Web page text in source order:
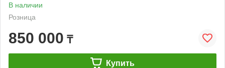
В наличии
Розница
850 000 ₸
Купить